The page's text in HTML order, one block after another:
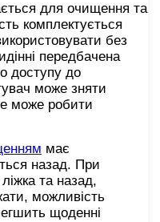
для очищення та
комплектується
без
передбачена
доступу до
може зняти
може робити
має
назад. При
та назад,
можливість
щоденні